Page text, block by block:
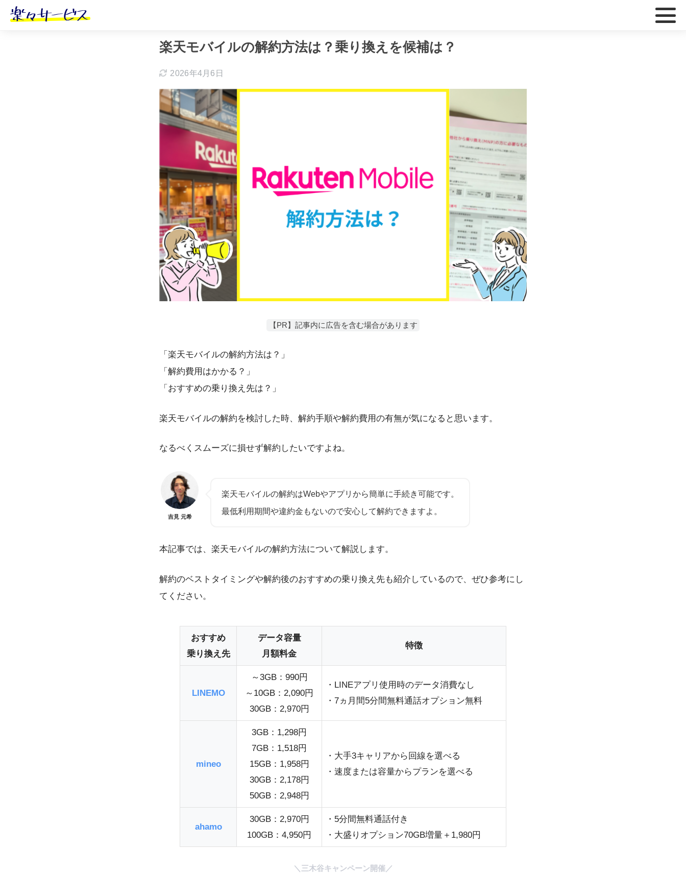
楽天モバイルの解約方法は？乗り換えを候補は？
2026年4月6日
【PR】記事内に広告を含む場合があります
「楽天モバイルの解約方法は？」
「解約費用はかかる？」
「おすすめの乗り換え先は？」
楽天モバイルの解約を検討した時、解約手順や解約費用の有無が気になると思います。
なるべくスムーズに損せず解約したいですよね。
吉見 元希
楽天モバイルの解約はWebやアプリから簡単に手続き可能です。
最低利用期間や違約金もないので安心して解約できますよ。
本記事では、楽天モバイルの解約方法について解説します。
解約のベストタイミングや解約後のおすすめの乗り換え先も紹介しているので、ぜひ参考にし
てください。
おすすめ
乗り換え先
データ容量
月額料金
特徴
LINEMO
～3GB：990円
～10GB：2,090円
30GB：2,970円
・LINEアプリ使用時のデータ消費なし
・7ヵ月間5分間無料通話オプション無料
mineo
3GB：1,298円
7GB：1,518円
15GB：1,958円
30GB：2,178円
50GB：2,948円
・大手3キャリアから回線を選べる
・速度または容量からプランを選べる
ahamo
30GB：2,970円
100GB：4,950円
・5分間無料通話付き
・大盛りオプション70GB増量＋1,980円
＼三木谷キャンペーン開催／